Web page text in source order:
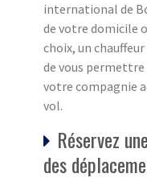
international de
de votre domicile
choix, un
de vous
votre compagnie
vol.
Réservez
des